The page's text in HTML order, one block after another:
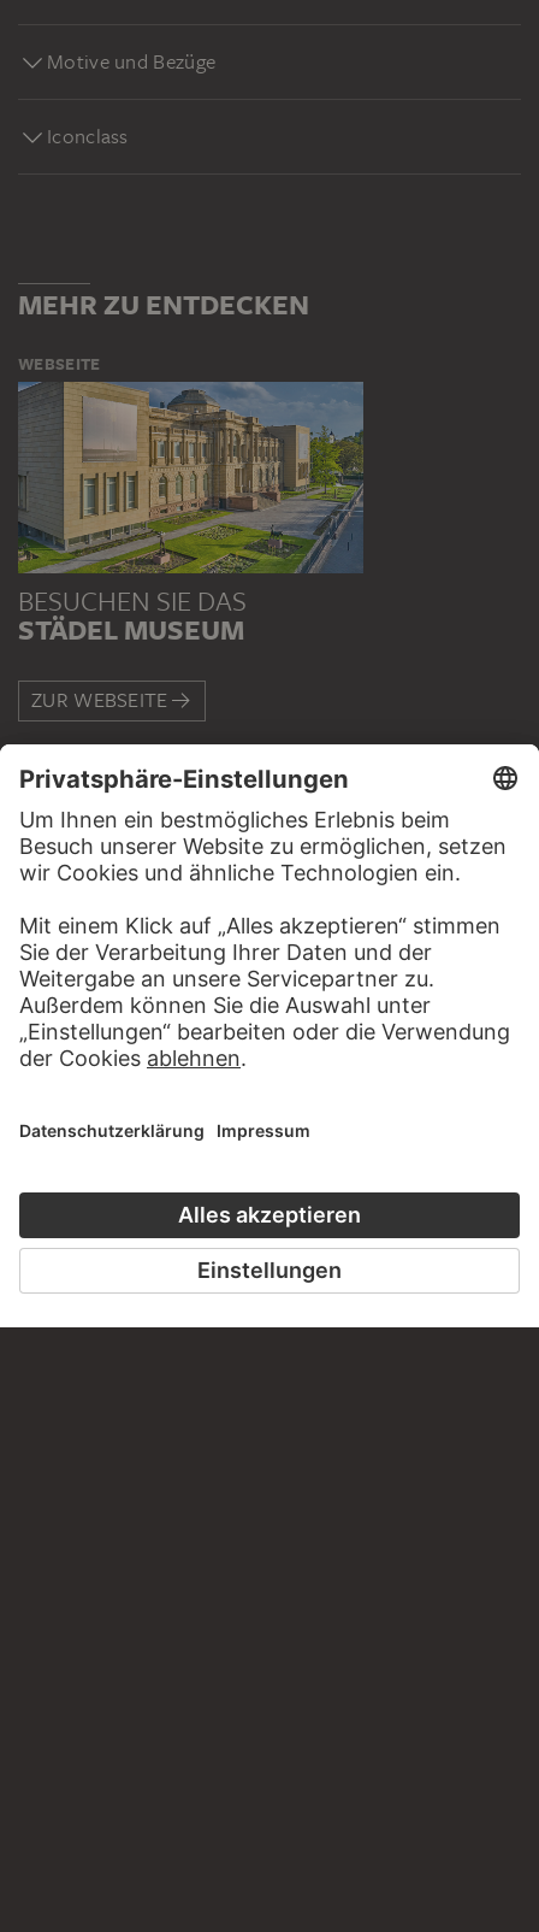
Motive und Bezüge
Iconclass
MEHR ZU ENTDECKEN
WEBSEITE
BESUCHEN SIE DAS
STÄDEL MUSEUM
ZUR WEBSEITE
KONTAKT
Haben Sie Anregungen, Fragen oder Informationen zu
diesem Werk?
SCHREIBEN SIE UNS
staedelmuseum.de/go/ds/sg3409z
LETZTE AKTUALISIERUNG
14.07.2026